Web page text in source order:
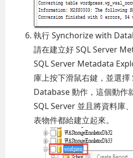
執行 Synchorize with
請在建立好 SQL Server
SQL Server Metadata
庫上按下滑鼠右鍵，並選
Database 動作，這個動作
SQL Server 並且將資料庫
表物件都給建立起來。